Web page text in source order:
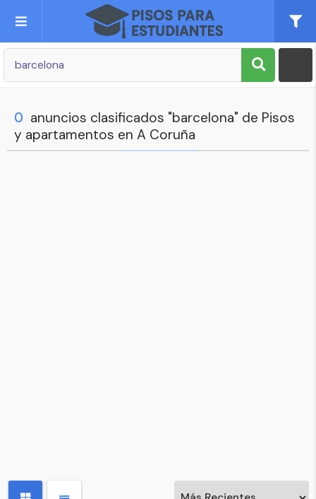
Publica tu Anuncio
Mi cuenta
0 anuncios clasificados "barcelona" de Pisos
y apartamentos en A Coruña